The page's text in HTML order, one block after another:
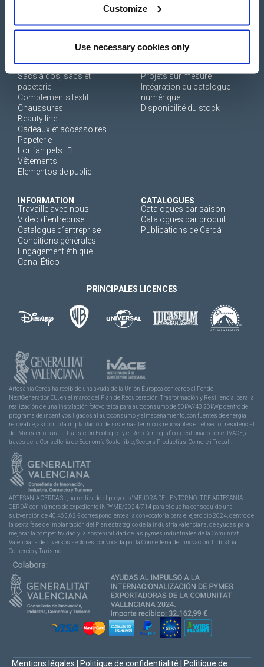
Customize
Use necessary cookies only
Sacs à dos, sacs et
papeterie
Compléments textil
Chaussures
Beauty line
Cadeaux et accessoires
Papeterie
For fan pets
Vêtements
Elementos de public.
Projets sur mesure
Intégration du catalogue
numérique
Disponibilité du stock
INFORMATION
Travaille avec nous
Vidéo d´entreprise
Catalogue d´entreprise
Conditions générales
Engagement éthique
Canal Ético
CATALOGUES
Catalogues par saison
Catalogues par produit
Publications de Cerdá
PRINCIPALES LICENCES
Artesanía Cerdá ha recibido una ayuda de la Unión Europea con cargo al Fondo
NextGenerationEU, en el marco del Plan de Recuperación, Trasformación y Resiliencia, para la
realización de una instalación fotovoltaica para autoconsumo de 50kW/43,20kWp dentro del
programa de incentivos ligados al autoconsumo y almacenamiento, con fuentes de energía
renovable, así como la implantación de sistemas térmicos renovables en el sector residencial
del Ministerio para la Transición Ecológica y el Reto Demográfico, gestionado por el IVACE, a
través de la Consellería de Economía Sostenible, Sectors Productius, Comerç i Treball.
ARTESANIA CERDA SL, ha realizado el proyecto “MEJORA DEL ENTORNO IT DE ARTESANÍA
CERDÁ” con número de expediente INPYME/2024/714 para el que ha conseguido una
subvención de 40.465,62 € correspondiente a la convocatoria para el ejercicio 2024, dentro de
la sexta fase de implantación del Plan estratégico de la industria valenciana, de ayudas para
mejorar la competitividad y la sostenibilidad de las pymes industriales de la Comunitat
Valenciana de diversos sectores, convocada por la Conselleria de Innovación, Industria,
Comercio y Turismo.
Mentions légales Politique de confidentialité Politique de